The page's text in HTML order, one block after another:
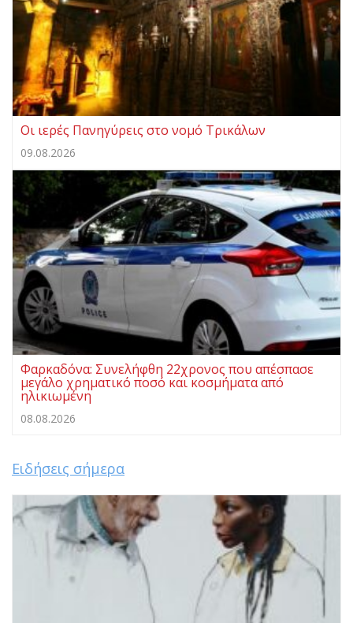
Οι ιερές Πανηγύρεις στο νομό Τρικάλων
09.08.2026
Φαρκαδόνα: Συνελήφθη 22χρονος που απέσπασε
μεγάλο χρηματικό ποσό και κοσμήματα από
ηλικιωμένη
08.08.2026
Ειδήσεις σήμερα